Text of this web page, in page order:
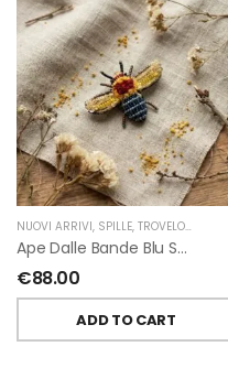
NUOVI ARRIVI, SPILLE, TROVELORE
Ape Dalle Bande Blu Spilla Decorata A Mano Di Trovelore
€88.00
ADD TO CART